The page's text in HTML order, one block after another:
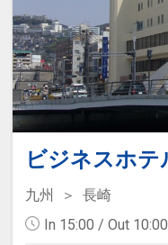
ビジネスホテ
九州
長崎
In 15:00 / Out 10:00